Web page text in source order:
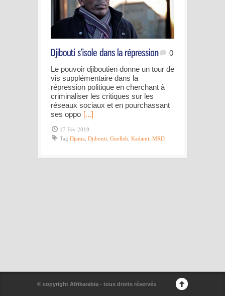
0
Le pouvoir djiboutien donne un tour de
vis supplémentaire dans la
répression politique en cherchant à
criminaliser les critiques sur les
réseaux sociaux et en pourchassant
ses oppo [...]
17 Fév 2019
Tag Djama Djibouti Guelleh Kadami MRD
© copyright Afrikarabia - tous droits réservés